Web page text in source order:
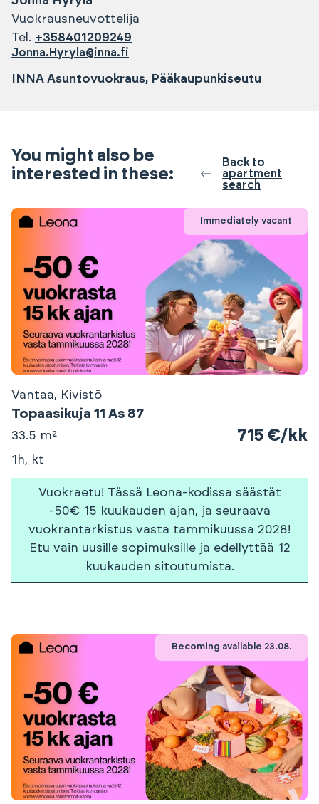
Vuokrausneuvottelija
Tel. +358401209249
Jonna.Hyryla@inna.fi
INNA Asuntovuokraus, Pääkaupunkiseutu
You might also be
interested in these:
Back to
apartment
search
Immediately vacant
Vantaa, Kivistö
Topaasikuja 11 As 87
33.5 m² 715 €/kk
1h, kt
Vuokraetu! Tässä Leona-kodissa säästät
-50€ 15 kuukauden ajan, ja seuraava
vuokrantarkistus vasta tammikuussa 2028!
Etu vain uusille sopimuksille ja edellyttää 12
kuukauden sitoutumista.
Becoming available 23.08.